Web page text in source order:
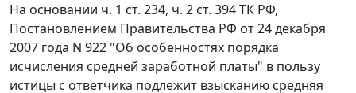
На основании ч. 1 ст. 234, ч. 2 ст. 394ТК РФ,
Постановлением Правительства РФ от 24 декабря
2007 года N 922 "Об особенностях порядка
исчисления средней заработной платы" в пользу
истицы с ответчика подлежит взысканию средняя